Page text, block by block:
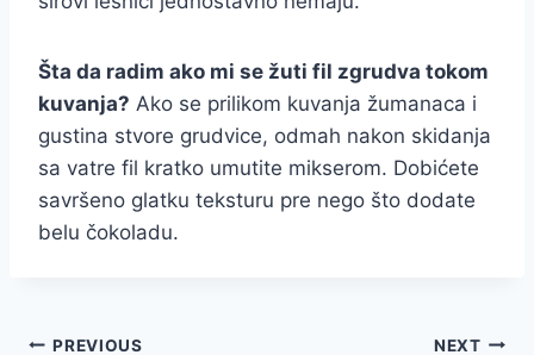
Šta da radim ako mi se žuti fil zgrudva tokom
kuvanja? Ako se prilikom kuvanja žumanaca i
gustina stvore grudvice, odmah nakon skidanja
sa vatre fil kratko umutite mikserom. Dobićete
savršeno glatku teksturu pre nego što dodate
belu čokoladu.
PREVIOUS NEXT